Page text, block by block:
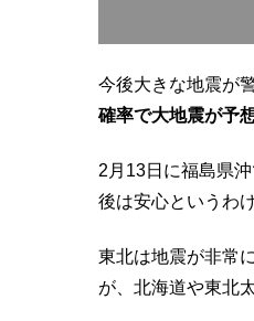
今後大きな地震が
確率で大地震が予
2月13日に福島県
後は安心というわ
東北は地震が非常
が、北海道や東北